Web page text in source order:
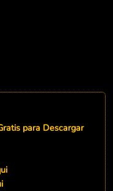
para Descargar